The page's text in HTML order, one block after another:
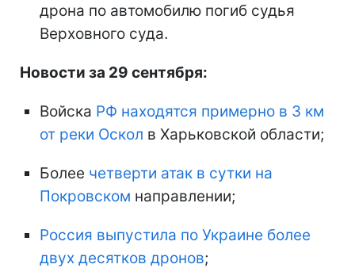
дрона по автомобилю погиб судья
Верховного суда.
Новости за 29 сентября:
Войска РФ находятся примерно в 3 км
от реки Оскол в Харьковской области;
Более четверти атак в сутки на
Покровском направлении;
Россия выпустила по Украине более
двух десятков дронов;